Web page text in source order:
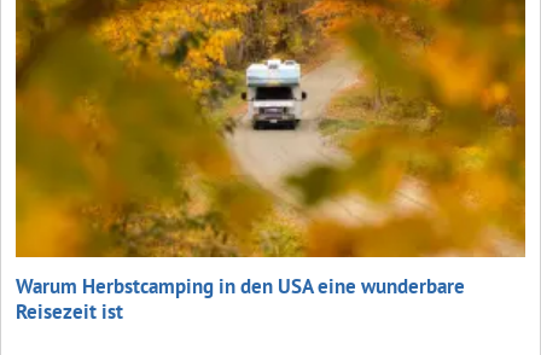
Warum Herbstcamping in den USA eine wunderbare
Reisezeit ist